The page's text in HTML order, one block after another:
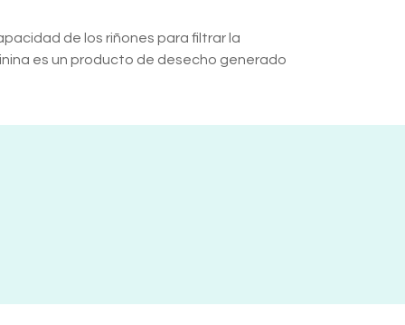
de los riñones para filtrar la
es un producto de desecho generado